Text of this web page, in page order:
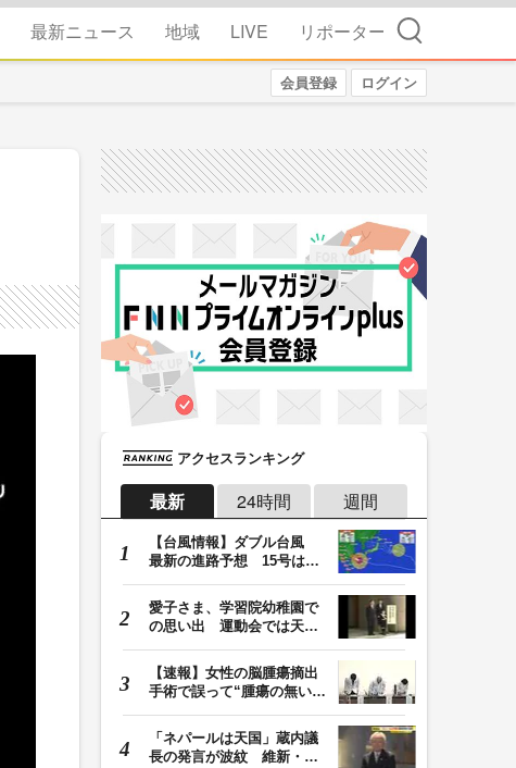
最新ニュース 地域 LIVE リポーター 検索
会員登録 ログイン
アクセスランキング
最新 24時間 週間
【台風情報】ダブル台風
最新の進路予想 15号は北
愛子さま、学習院幼稚園で
の思い出 運動会では天皇
【速報】女性の脳腫瘍摘出
手術で誤って“腫瘍の無い部
「ネパールは天国」蔵内議
長の発言が波紋 維新・吉